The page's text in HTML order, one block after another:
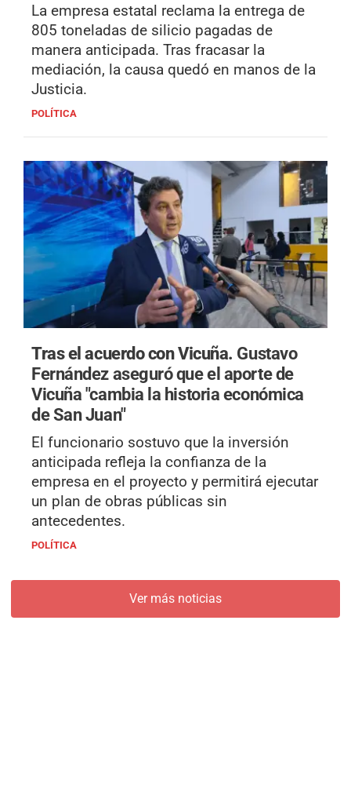
La empresa estatal reclama la entrega de
805 toneladas de silicio pagadas de
manera anticipada. Tras fracasar la
mediación, la causa quedó en manos de la
Justicia.
POLÍTICA
Tras el acuerdo con Vicuña. Gustavo
Fernández aseguró que el aporte de
Vicuña "cambia la historia económica
de San Juan"
El funcionario sostuvo que la inversión
anticipada refleja la confianza de la
empresa en el proyecto y permitirá ejecutar
un plan de obras públicas sin
antecedentes.
POLÍTICA
Ver más noticias